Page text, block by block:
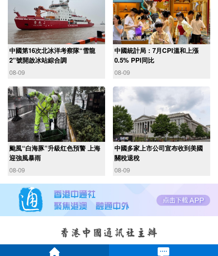
中國第16次北冰洋考察隊“雪龍
2”號開啟冰站綜合調
08-09
中國統計局：7月CPI溫和上漲
0.5% PPI同比
08-09
颱風“白海豚”升級红色預警 上海
迎強風暴雨
08-09
中國多家上市公司宣布收到美國
關稅退稅
08-09